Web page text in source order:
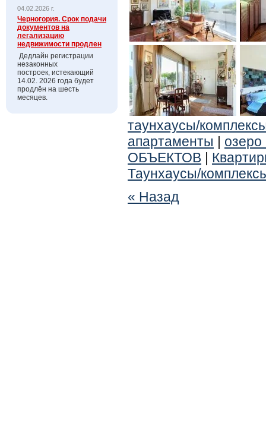
04.02.2026 г.
Черногория. Срок подачи
документов на
легализацию
недвижимости продлен
Дедлайн регистрации
незаконных
построек, истекающий
14.02. 2026 года будет
продлён на шесть
месяцев.
таунхаусы/
апартаменты |
ОБЪЕКТОВ |
Таунхаусы/
« Назад